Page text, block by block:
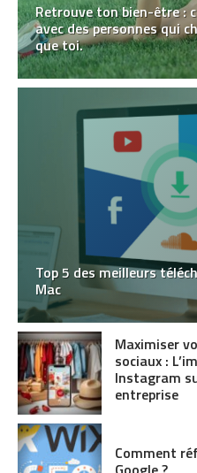
Retrouve ton bien-être :
avec des personnes qui
que toi.
Top 5 des meilleurs
Mac
Maximiser
sociaux :
Instagram
entreprise
Comment